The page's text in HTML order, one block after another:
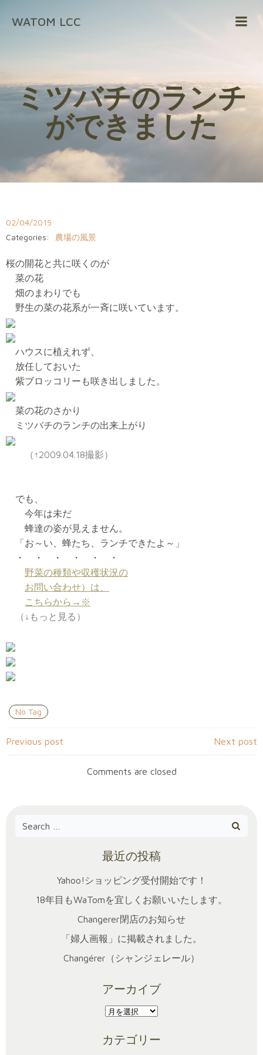
ス
キ
ッ
プ
WATOM LCC
ミツバチのランチ
ができました
02/04/2015
Categories:
農場の風景
桜の開花と共に咲くのが
菜の花
畑のまわりでも
野生の菜の花系が一斉に咲いています。
ハウスに植えれず、
放任しておいた
紫ブロッコリーも咲き出しました。
菜の花のさかり
ミツバチのランチの出来上がり
（↑2009.04.18撮影）
でも、
今年は未だ
蜂達の姿が見えません。
「お～い、蜂たち、ランチできたよ～」
・ ・ ・ ・ ・ ・
野菜の種類や収穫状況の
お問い合わせ）は、
こちらから→※
（↓もっと見る）
No Tag
Post
navigation
Previous post
navigation
Next post
Comments are closed
Search
最近の投稿
Yahoo!ショッピング受付開始です！
18年目もWaTomを宜しくお願いいたします。
Changerer閉店のお知らせ
「婦人画報」に掲載されました。
Changérer（シャンジェレール）
アーカイブ
ア
カ
カテゴリー